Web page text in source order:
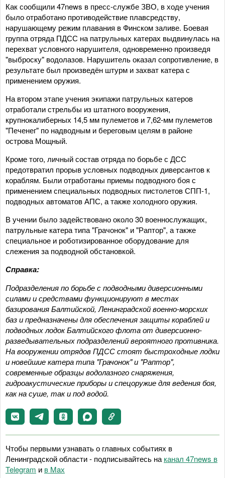
Как сообщили 47news в пресс-службе ЗВО, в ходе учения
было отработано противодействие плавсредству,
нарушающему режим плавания в Финском заливе. Боевая
группа отряда ПДСС на патрульных катерах выдвинулась на
перехват условного нарушителя, одновременно произведя
"выброску" водолазов. Нарушитель оказал сопротивление, в
результате был произведён штурм и захват катера с
применением оружия.
На втором этапе учения экипажи патрульных катеров
отработали стрельбы из штатного вооружения,
крупнокалиберных 14,5 мм пулеметов и 7,62-мм пулеметов
"Печенег" по надводным и береговым целям в районе
острова Мощный.
Кроме того, личный состав отряда по борьбе с ДСС
предотвратил прорыв условных подводных диверсантов к
кораблям. Были отработаны приемы подводного боя с
применением специальных подводных пистолетов СПП-1,
подводных автоматов АПС, а также холодного оружия.
В учении было задействовано около 30 военнослужащих,
патрульные катера типа "Грачонок" и "Раптор", а также
специальное и роботизированное оборудование для
слежения за подводной обстановкой.
Справка:
Подразделения по борьбе с подводными диверсионными
силами и средствами функционируют в местах
базирования Балтийской, Ленинградской военно-морских
баз и предназначены для обеспечения защиты кораблей и
подводных лодок Балтийского флота от диверсионно-
разведывательных подразделений вероятного противника.
На вооружении отрядов ПДСС стоят быстроходные лодки
и новейшие катера типа "Грачонок" и "Раптор",
современные образцы водолазного снаряжения,
гидроакустические приборы и спецоружие для ведения боя,
как на суше, так и под водой.
Чтобы первыми узнавать о главных событиях в
Ленинградской области - подписывайтесь на канал 47news в
Telegram и в Maх